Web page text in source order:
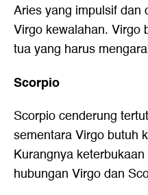
Aries yang impulsif dan
Virgo kewalahan. Virgo
tua yang harus
Scorpio
Scorpio cenderung
sementara Virgo butuh
Kurangnya
hubungan Virgo dan